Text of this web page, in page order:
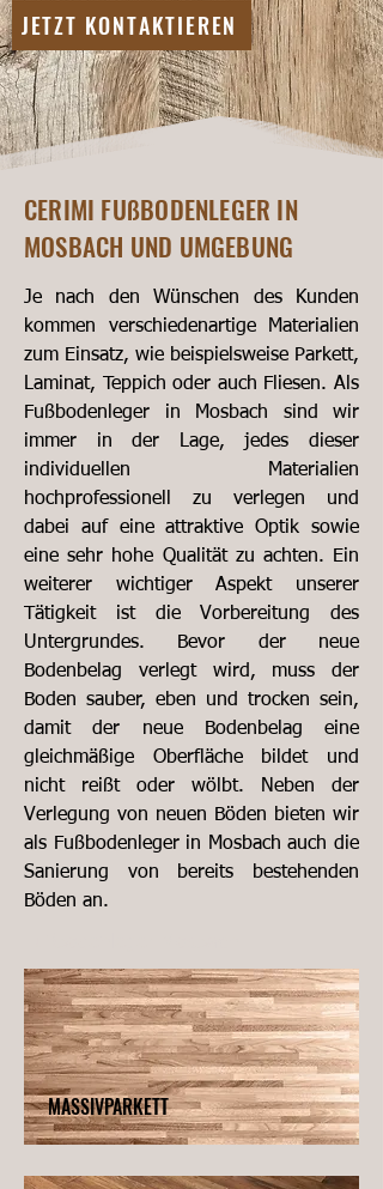
JETZT KONTAKTIEREN
CERIMI FUßBODENLEGER IN
MOSBACH UND UMGEBUNG
Je nach den Wünschen des Kunden
kommen verschiedenartige Materialien
zum Einsatz, wie beispielsweise Parkett,
Laminat, Teppich oder auch Fliesen. Als
Fußbodenleger in Mosbach sind wir
immer in der Lage, jedes dieser
individuellen Materialien
hochprofessionell zu verlegen und
dabei auf eine attraktive Optik sowie
eine sehr hohe Qualität zu achten. Ein
weiterer wichtiger Aspekt unserer
Tätigkeit ist die Vorbereitung des
Untergrundes. Bevor der neue
Bodenbelag verlegt wird, muss der
Boden sauber, eben und trocken sein,
damit der neue Bodenbelag eine
gleichmäßige Oberfläche bildet und
nicht reißt oder wölbt. Neben der
Verlegung von neuen Böden bieten wir
als Fußbodenleger in Mosbach auch die
Sanierung von bereits bestehenden
Böden an.
MASSIVPARKETT